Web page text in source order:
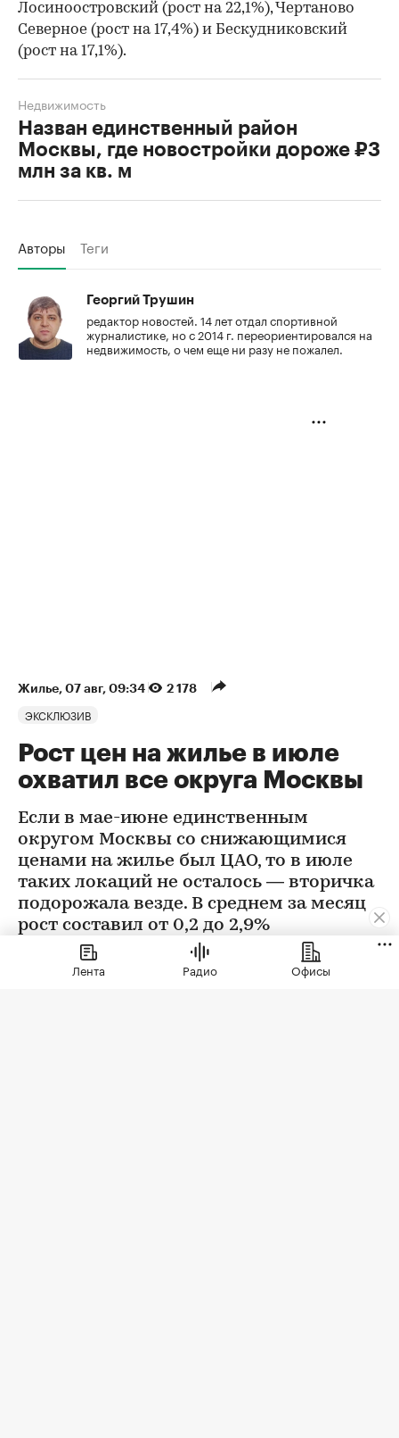
Лосиноостровский (рост на 22,1%), Чертаново
Северное (рост на 17,4%) и Бескудниковский
(рост на 17,1%).
Назван единственный район
Москвы, где новостройки дороже ₽3
млн за кв. м
Недвижимость
Авторы Теги
Георгий Трушин
редактор новостей. 14 лет отдал спортивной
журналистике, но с 2014 г. переориентировался на
недвижимость, о чем еще ни разу не пожалел.
Жилье⁠, 07 авг, 09:34 2 178
ЭКСКЛЮЗИВ
Рост цен на жилье в июле
охватил все округа Москвы
Если в мае-июне единственным
округом Москвы со снижающимися
ценами на жилье был ЦАО, то в июле
таких локаций не осталось — вторичка
подорожала везде. В среднем за месяц
рост составил от 0,2 до 2,9%
Лента Радио Офисы